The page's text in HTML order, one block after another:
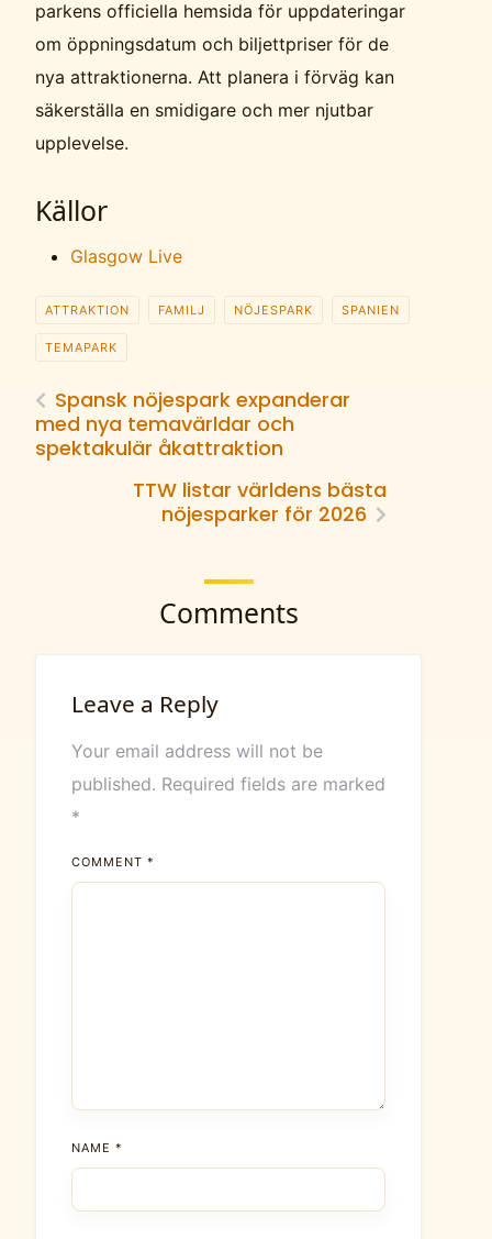
parkens officiella hemsida för uppdateringar
om öppningsdatum och biljettpriser för de
nya attraktionerna. Att planera i förväg kan
säkerställa en smidigare och mer njutbar
upplevelse.
Källor
Glasgow Live
ATTRAKTION FAMILJ NÖJESPARK SPANIEN
TEMAPARK
Spansk nöjespark expanderar
med nya temavärldar och
spektakulär åkattraktion
TTW listar världens bästa
nöjesparker för 2026
Comments
Leave a Reply
Your email address will not be
published. Required fields are marked
*
COMMENT *
NAME *